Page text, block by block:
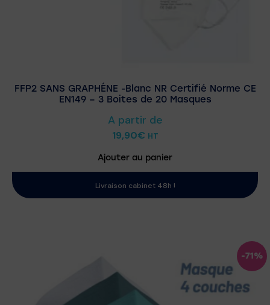
FFP2 SANS GRAPHÉNE -Blanc NR Certifié Norme CE
EN149 – 3 Boites de 20 Masques
A partir de
19,90€ HT
Ajouter au panier
Livraison cabinet 48h !
-71%